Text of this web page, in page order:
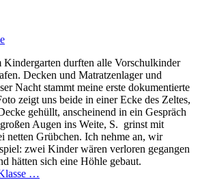
Kindergarten durften alle Vorschulkinder
Decken und Matratzenlager und
Nacht stammt meine erste dokumentierte
zeigt uns beide in einer Ecke des Zeltes,
gehüllt, anscheinend in ein Gespräch
Augen ins Weite, S. grinst mit
netten Grübchen. Ich nehme an, wir
zwei Kinder wären verloren gegangen
hätten sich eine Höhle gebaut.
…